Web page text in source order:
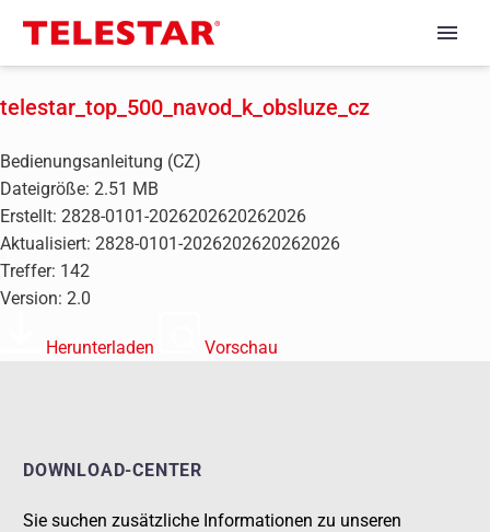
telestar_top_500_navod_k_obsluze_cz
Bedienungsanleitung (CZ)
Dateigröße: 2.51 MB
Erstellt: 2828-0101-2026202620262026
Aktualisiert: 2828-0101-2026202620262026
Treffer: 142
Version: 2.0
Herunterladen Vorschau
DOWNLOAD-CENTER
Sie suchen zusätzliche Informationen zu unseren